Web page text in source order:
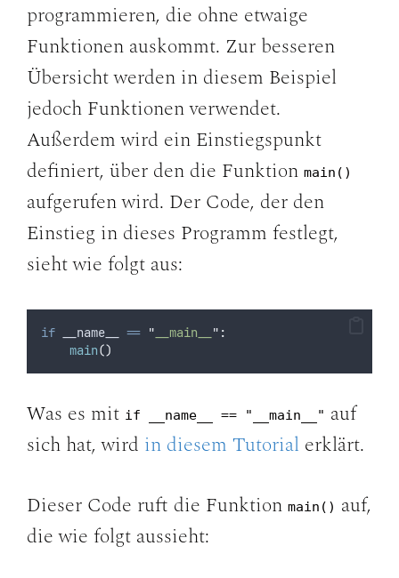
programmieren, die ohne etwaige
Funktionen auskommt. Zur besseren
Übersicht werden in diesem Beispiel
jedoch Funktionen verwendet.
Außerdem wird ein Einstiegspunkt
definiert, über den die Funktion main()
aufgerufen wird. Der Code, der den
Einstieg in dieses Programm festlegt,
sieht wie folgt aus:
if __name__ == " __main__ " :
main()
Was es mit if __name__ == "__main__" auf
sich hat, wird in diesem Tutorial erklärt.
Dieser Code ruft die Funktion main() auf,
die wie folgt aussieht: